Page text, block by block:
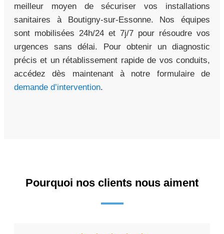
meilleur moyen de sécuriser vos installations
sanitaires à Boutigny-sur-Essonne. Nos équipes
sont mobilisées 24h/24 et 7j/7 pour résoudre vos
urgences sans délai. Pour obtenir un diagnostic
précis et un rétablissement rapide de vos conduits,
accédez dès maintenant à notre formulaire de
demande d’intervention.
Pourquoi nos clients nous aiment